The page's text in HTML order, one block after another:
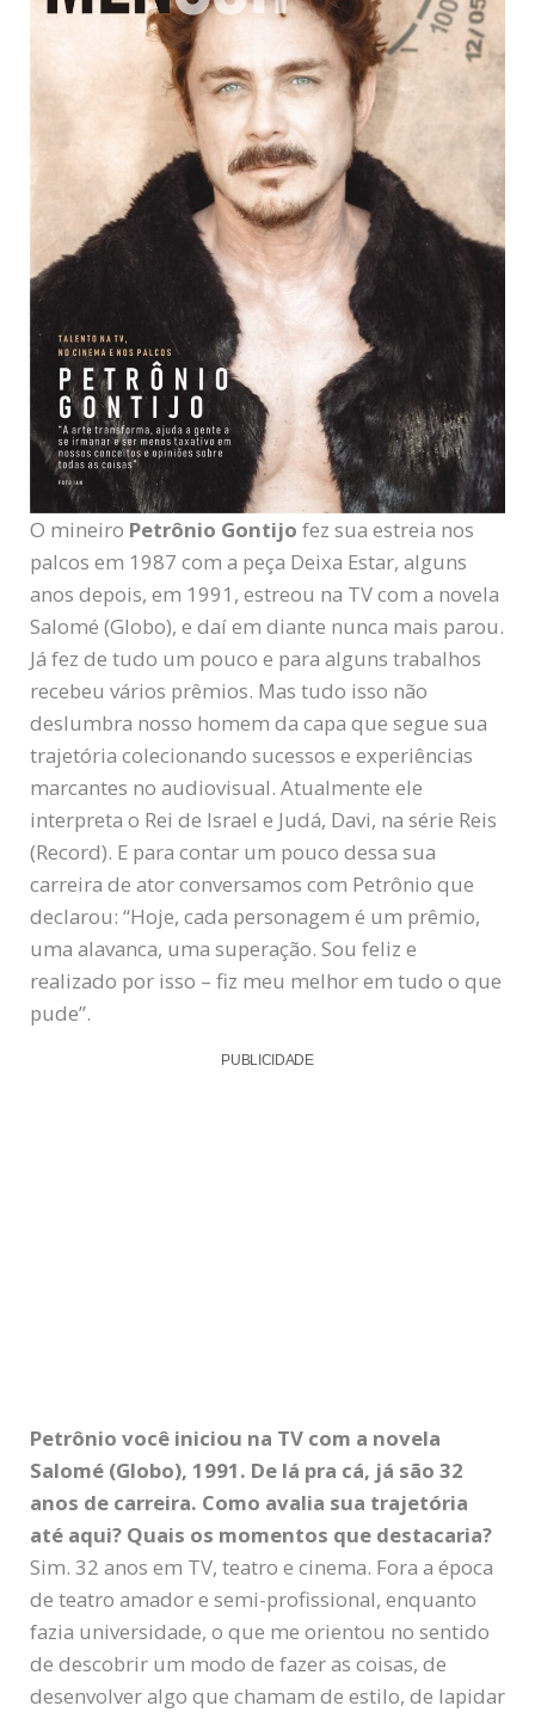
O mineiro Petrônio Gontijo fez sua estreia nos
palcos em 1987 com a peça Deixa Estar, alguns
anos depois, em 1991, estreou na TV com a novela
Salomé (Globo), e daí em diante nunca mais parou.
Já fez de tudo um pouco e para alguns trabalhos
recebeu vários prêmios. Mas tudo isso não
deslumbra nosso homem da capa que segue sua
trajetória colecionando sucessos e experiências
marcantes no audiovisual. Atualmente ele
interpreta o Rei de Israel e Judá, Davi, na série Reis
(Record). E para contar um pouco dessa sua
carreira de ator conversamos com Petrônio que
declarou: “Hoje, cada personagem é um prêmio,
uma alavanca, uma superação. Sou feliz e
realizado por isso – fiz meu melhor em tudo o que
pude”.
PUBLICIDADE
Petrônio você iniciou na TV com a novela
Salomé (Globo), 1991. De lá pra cá, já são 32
anos de carreira. Como avalia sua trajetória
até aqui? Quais os momentos que destacaria?
Sim. 32 anos em TV, teatro e cinema. Fora a época
de teatro amador e semi-profissional, enquanto
fazia universidade, o que me orientou no sentido
de descobrir um modo de fazer as coisas, de
desenvolver algo que chamam de estilo, de lapidar